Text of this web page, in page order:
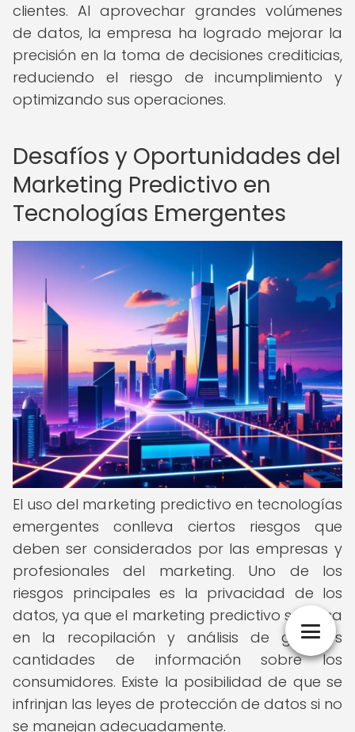
clientes. Al aprovechar grandes volúmenes
de datos, la empresa ha logrado mejorar la
precisión en la toma de decisiones crediticias,
reduciendo el riesgo de incumplimiento y
optimizando sus operaciones.
Desafíos y Oportunidades del
Marketing Predictivo en
Tecnologías Emergentes
El uso del marketing predictivo en tecnologías
emergentes conlleva ciertos riesgos que
deben ser considerados por las empresas y
profesionales del marketing. Uno de los
riesgos principales es la privacidad de los
datos, ya que el marketing predictivo se basa
en la recopilación y análisis de grandes
cantidades de información sobre los
consumidores. Existe la posibilidad de que se
infrinjan las leyes de protección de datos si no
se manejan adecuadamente.